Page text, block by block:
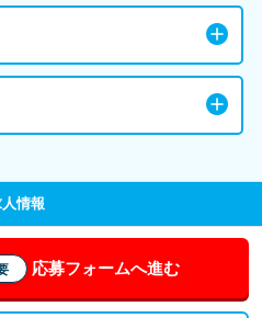
情報
応募フォームへ進む